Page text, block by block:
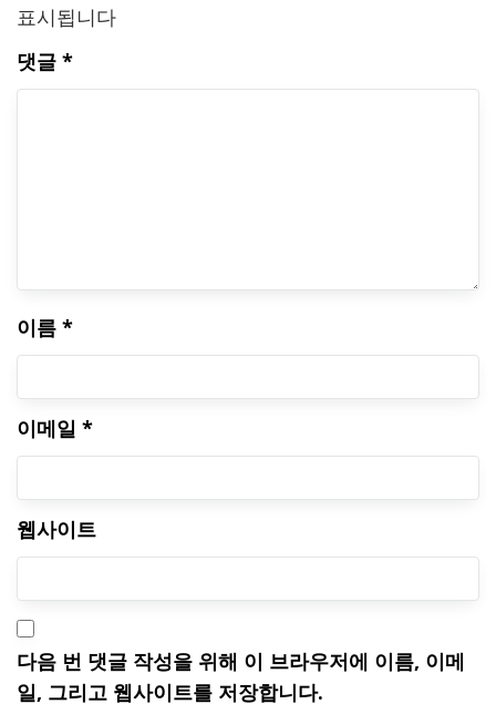
표시됩니다
댓글 *
이름 *
이메일 *
웹사이트
다음 번 댓글 작성을 위해 이 브라우저에 이름, 이메
일, 그리고 웹사이트를 저장합니다.